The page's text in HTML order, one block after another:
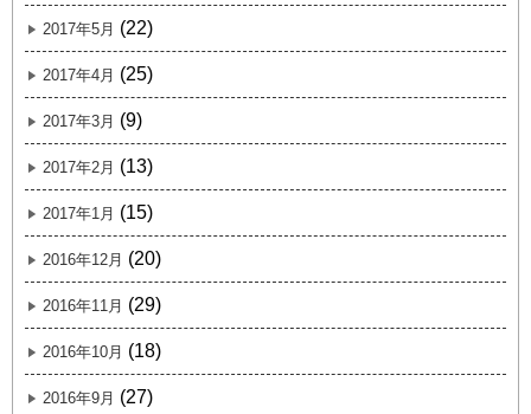
2017年5月 (22)
2017年4月 (25)
2017年3月 (9)
2017年2月 (13)
2017年1月 (15)
2016年12月 (20)
2016年11月 (29)
2016年10月 (18)
2016年9月 (27)